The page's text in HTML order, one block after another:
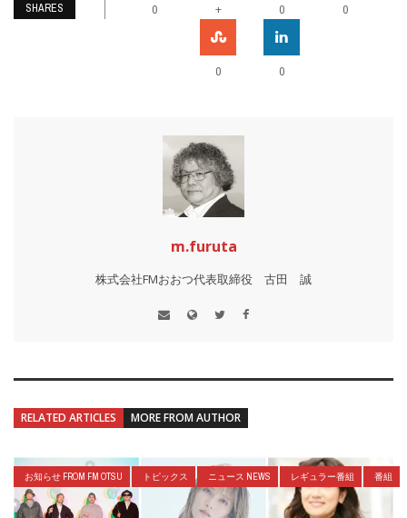
SHARES 0 + 0 0
0 0
m.furuta
株式会社FMおおつ代表取締役 古田 誠
RELATED ARTICLES MORE FROM AUTHOR
お知らせ FROM FM OTSU トピックス ニュース NEWS レギュラー番組 番組